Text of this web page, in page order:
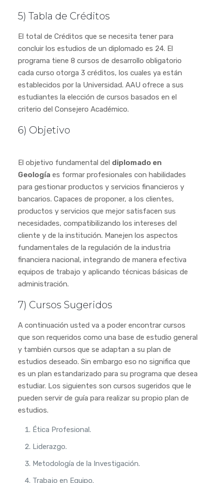
5) Tabla de Créditos
El total de Créditos que se necesita tener para
concluir los estudios de un diplomado es 24. El
programa tiene 8 cursos de desarrollo obligatorio
cada curso otorga 3 créditos, los cuales ya están
establecidos por la Universidad. AAU ofrece a sus
estudiantes la elección de cursos basados en el
criterio del Consejero Académico.
6) Objetivo
El objetivo fundamental del diplomado en
Geologíaes formar profesionales con habilidades
para gestionar productos y servicios financieros y
bancarios. Capaces de proponer, a los clientes,
productos y servicios que mejor satisfacen sus
necesidades, compatibilizando los intereses del
cliente y de la institución. Manejen los aspectos
fundamentales de la regulación de la industria
financiera nacional, integrando de manera efectiva
equipos de trabajo y aplicando técnicas básicas de
administración.
7) Cursos Sugeridos
A continuación usted va a poder encontrar cursos
que son requeridos como una base de estudio general
y también cursos que se adaptan a su plan de
estudios deseado. Sin embargo eso no significa que
es un plan estandarizado para su programa que desea
estudiar. Los siguientes son cursos sugeridos que le
pueden servir de guía para realizar su propio plan de
estudios.
Ética Profesional.
Liderazgo.
Metodología de la Investigación.
Trabajo en Equipo.